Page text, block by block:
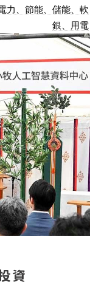
力、節能、儲能、軟
銀、用電
資